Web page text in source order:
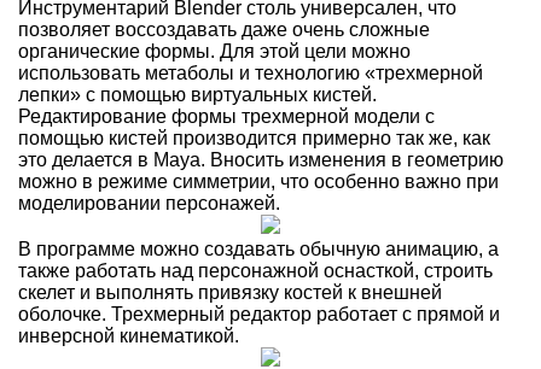
Инструментарий Blender столь универсален, что
позволяет воссоздавать даже очень сложные
органические формы. Для этой цели можно
использовать метаболы и технологию «трехмерной
лепки» с помощью виртуальных кистей.
Редактирование формы трехмерной модели с
помощью кистей производится примерно так же, как
это делается в Maya. Вносить изменения в геометрию
можно в режиме симметрии, что особенно важно при
моделировании персонажей.
В программе можно создавать обычную анимацию, а
также работать над персонажной оснасткой, строить
скелет и выполнять привязку костей к внешней
оболочке. Трехмерный редактор работает с прямой и
инверсной кинематикой.